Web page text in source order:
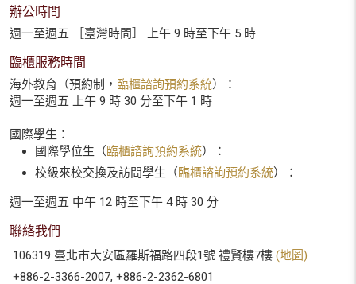
辦公時間
週一至週五 ［臺灣時間］ 上午 9 時至下午 5 時
臨櫃服務時間
海外教育（預約制， 臨櫃諮詢預約系統）：
週一至週五 上午 9 時 30 分至下午 1 時
國際學生：
國際學位生（臨櫃諮詢預約系統）：
校級來校交換及訪問學生（臨櫃諮詢預約系統）：
週一至週五 中午 12 時至下午 4 時 30 分
聯絡我們
106319 臺北市大安區羅斯福路四段1號 禮賢樓7樓 (地圖)
+886-2-3366-2007, +886-2-2362-6801